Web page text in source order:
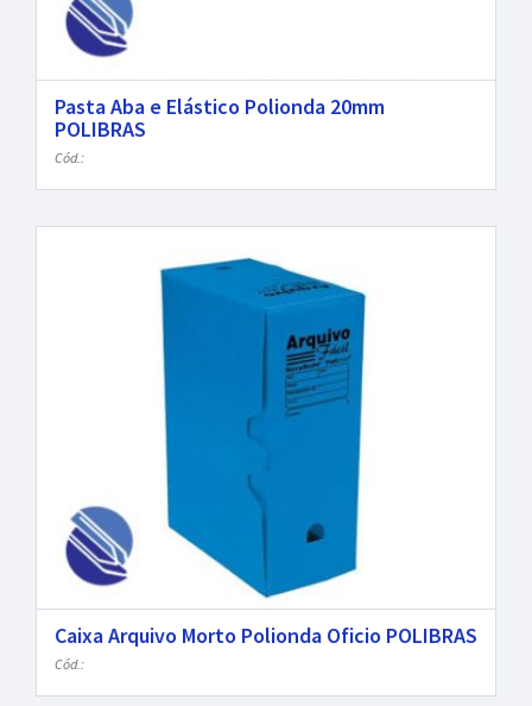
Pasta Aba e Elástico Polionda 20mm
POLIBRAS
Cód.:
Caixa Arquivo Morto Polionda Oficio POLIBRAS
Cód.: